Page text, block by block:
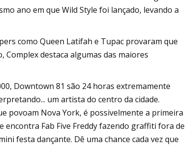
ano em que Wild Style foi lançado, levando a
como Queen Latifah e Tupac provaram que
Complex destaca algumas das maiores
Downtown 81 são 24 horas extremamente
um artista do centro da cidade.
povoam Nova York, é possivelmente a primeira
Fab Five Freddy fazendo graffiti fora de
festa dançante. Dê uma chance cada vez que